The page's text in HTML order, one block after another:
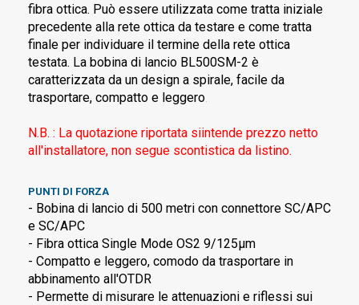
fibra ottica. Può essere utilizzata come tratta iniziale
precedente alla rete ottica da testare e come tratta
finale per individuare il termine della rete ottica
testata. La bobina di lancio BL500SM-2 è
caratterizzata da un design a spirale, facile da
trasportare, compatto e leggero.
N.B. : La quotazione riportata siintende prezzo netto
all'installatore, non segue scontistica da listino.
PUNTI DI FORZA
- Bobina di lancio di 500 metri con connettore SC/APC
e SC/APC
- Fibra ottica Single Mode OS2 9/125µm
- Compatto e leggero, comodo da trasportare in
abbinamento all'OTDR
- Permette di misurare le attenuazioni e riflessi sui